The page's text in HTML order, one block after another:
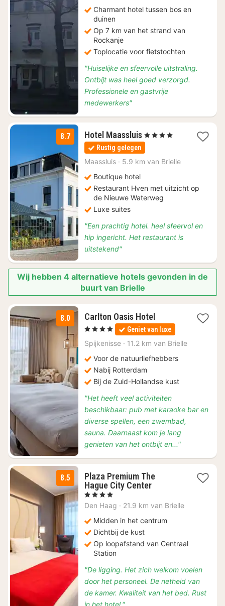
128,25
Charmant hotel tussen bos en
duinen
Op 7 km van het strand van
Rockanje
Toplocatie voor fietstochten
"Huiselijke en sfeervolle uitstraling.
Ontbijt was heel goed verzorgd.
Professionele en gastvrije
medewerkers"
8.7 Hotel Maassluis1
nacht
vanaf
€
, 4 Sterren
Rustig gelegen
Maassluis · 5.9 km van Brielle
Boutique hotel
Restaurant Hven met uitzicht op
de Nieuwe Waterweg
Luxe suites
"Een prachtig hotel. heel sfeervol en
hip ingericht. Het restaurant is
uitstekend"
Wij hebben 4 alternatieve hotels gevonden in de
buurt van Brielle
8.0 Carlton Oasis Hotel1
nacht
vanaf
€
, 4 Sterren Geniet van luxe
Spijkenisse · 11.2 km van Brielle
Voor de natuurliefhebbers
Nabij Rotterdam
Bij de Zuid-Hollandse kust
"Het heeft veel activiteiten
beschikbaar: pub met karaoke bar en
diverse spellen, een zwembad,
sauna. Daarnaast kom je lang
genieten van het ontbijt en..."
8.5
Plaza Premium The
Hague City Center1
vanaf
114
, 4 Sterren
Den Haag · 21.9 km van Brielle
Midden in het centrum
Dichtbij de kust
Op loopafstand van Centraal
Station
"De ligging. Het zich welkom voelen
door het personeel. De netheid van
de kamer. Kwaliteit van het bed. Rust
in het hotel."